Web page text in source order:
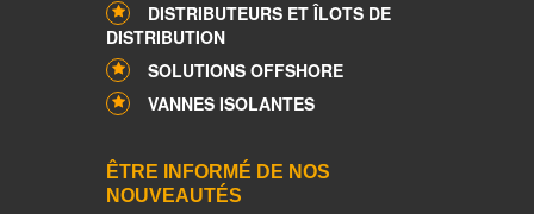
DISTRIBUTEURS ET ÎLOTS DE
DISTRIBUTION
SOLUTIONS OFFSHORE
VANNES ISOLANTES
ÊTRE INFORMÉ DE NOS
NOUVEAUTÉS